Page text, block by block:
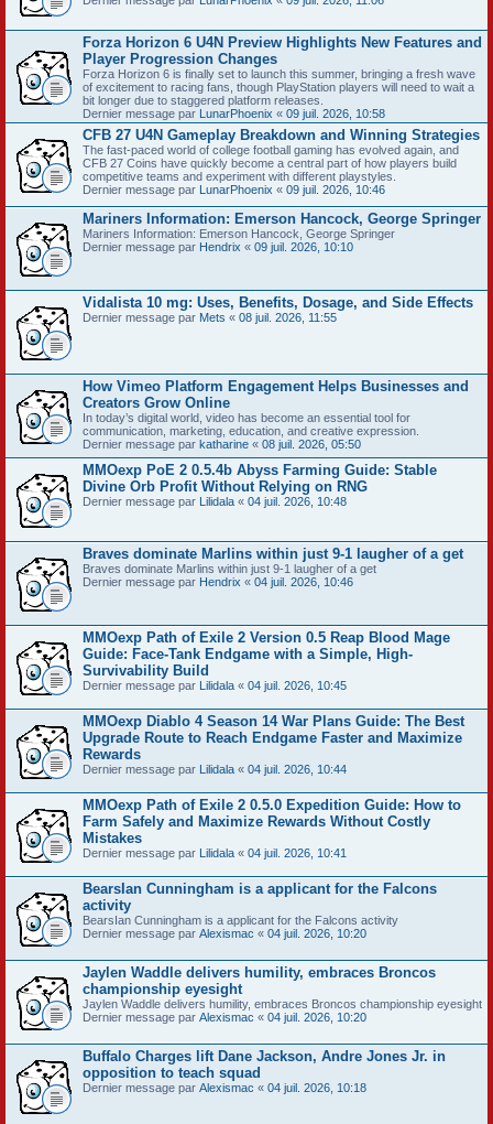
Forza Horizon 6 U4N Preview Highlights New Features and
Player Progression Changes
Forza Horizon 6 is finally set to launch this summer, bringing a fresh wave
of excitement to racing fans, though PlayStation players will need to wait a
bit longer due to staggered platform releases.
Dernier message par LunarPhoenix « 09 juil. 2026, 10:58
CFB 27 U4N Gameplay Breakdown and Winning Strategies
The fast-paced world of college football gaming has evolved again, and
CFB 27 Coins have quickly become a central part of how players build
competitive teams and experiment with different playstyles.
Dernier message par LunarPhoenix « 09 juil. 2026, 10:46
Mariners Information: Emerson Hancock, George Springer
Mariners Information: Emerson Hancock, George Springer
Dernier message par Hendrix « 09 juil. 2026, 10:10
Vidalista 10 mg: Uses, Benefits, Dosage, and Side Effects
Dernier message par Mets « 08 juil. 2026, 11:55
How Vimeo Platform Engagement Helps Businesses and
Creators Grow Online
In today’s digital world, video has become an essential tool for
communication, marketing, education, and creative expression.
Dernier message par katharine « 08 juil. 2026, 05:50
MMOexp PoE 2 0.5.4b Abyss Farming Guide: Stable
Divine Orb Profit Without Relying on RNG
Dernier message par Lilidala « 04 juil. 2026, 10:48
Braves dominate Marlins within just 9-1 laugher of a get
Braves dominate Marlins within just 9-1 laugher of a get
Dernier message par Hendrix « 04 juil. 2026, 10:46
MMOexp Path of Exile 2 Version 0.5 Reap Blood Mage
Guide: Face-Tank Endgame with a Simple, High-
Survivability Build
Dernier message par Lilidala « 04 juil. 2026, 10:45
MMOexp Diablo 4 Season 14 War Plans Guide: The Best
Upgrade Route to Reach Endgame Faster and Maximize
Rewards
Dernier message par Lilidala « 04 juil. 2026, 10:44
MMOexp Path of Exile 2 0.5.0 Expedition Guide: How to
Farm Safely and Maximize Rewards Without Costly
Mistakes
Dernier message par Lilidala « 04 juil. 2026, 10:41
BearsIan Cunningham is a applicant for the Falcons
activity
BearsIan Cunningham is a applicant for the Falcons activity
Dernier message par Alexismac « 04 juil. 2026, 10:20
Jaylen Waddle delivers humility, embraces Broncos
championship eyesight
Jaylen Waddle delivers humility, embraces Broncos championship eyesight
Dernier message par Alexismac « 04 juil. 2026, 10:20
Buffalo Charges lift Dane Jackson, Andre Jones Jr. in
opposition to teach squad
Dernier message par Alexismac « 04 juil. 2026, 10:18